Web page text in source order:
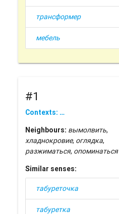
трансформер
мебель
#1
Contexts: …
Neighbours: вымолвить,
хладнокровие, оглядка,
разжиматься, опоминаться
Similar senses:
табуреточка
табуретка